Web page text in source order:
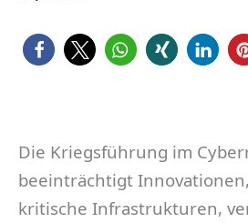
Die Kriegsführung im
beeinträchtigt
kritische Infrastrukturen,